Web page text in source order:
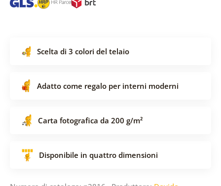
Scelta di 3 colori del telaio
Adatto come regalo per interni moderni
Carta fotografica da 200 g/m²
Disponibile in quattro dimensioni